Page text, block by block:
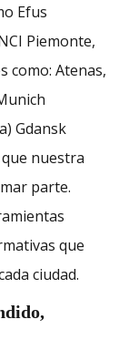
Efus
Piemonte,
como: Atenas,
Gdansk
nuestra
parte.
que
ciudad.